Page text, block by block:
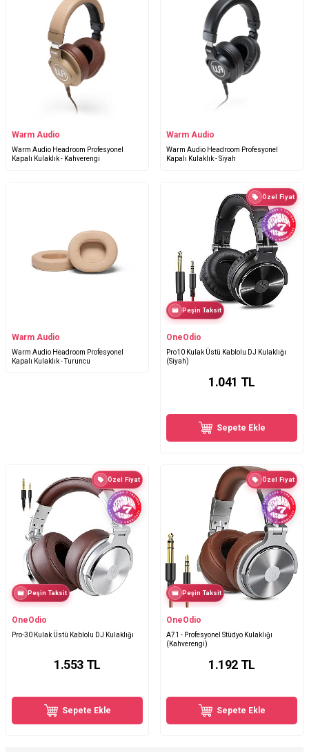
Warm Audio
Warm Audio Headroom Profesyonel
Kapalı Kulaklık - Kahverengi
Warm Audio
Warm Audio Headroom Profesyonel
Kapalı Kulaklık - Siyah
Warm Audio
Warm Audio Headroom Profesyonel
Kapalı Kulaklık - Turuncu
Özel Fiyat
Peşin Taksit
OneOdio
Pro10 Kulak Üstü Kablolu DJ Kulaklığı
(Siyah)
1.041 TL
Sepete Ekle
Özel Fiyat
Peşin Taksit
OneOdio
Pro-30 Kulak Üstü Kablolu DJ Kulaklığı
1.553 TL
Sepete Ekle
Özel Fiyat
Peşin Taksit
OneOdio
A71 - Profesyonel Stüdyo Kulaklığı
(Kahverengi)
1.192 TL
Sepete Ekle